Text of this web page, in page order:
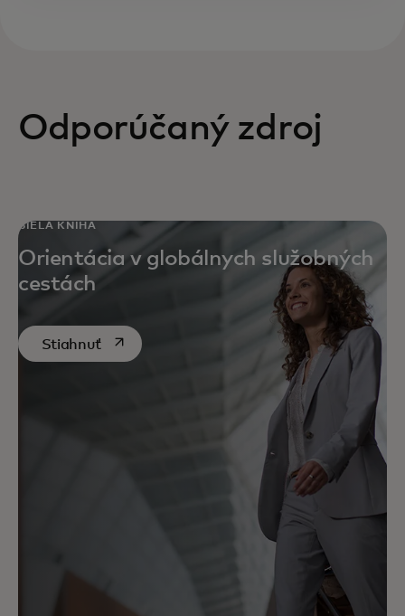
Odporúčaný zdroj
BIELA KNIHA
Orientácia v globálnych služobných
cestách
Stiahnuťopens in a new tab